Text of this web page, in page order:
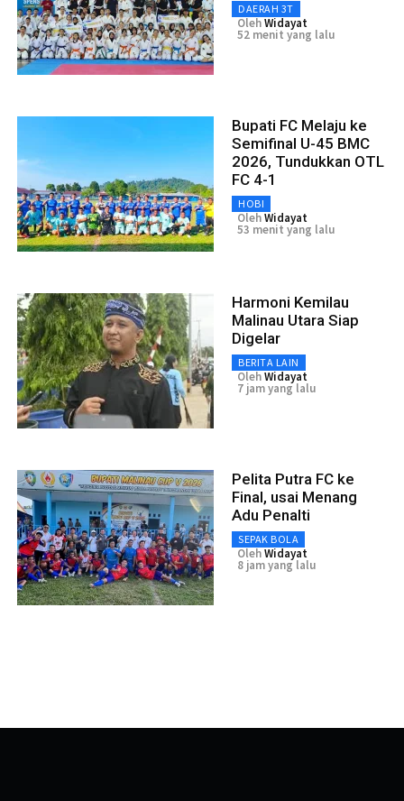
DAERAH 3T
OlehWidayat
52 menit yang lalu
Bupati FC Melaju ke
Semifinal U-45 BMC
2026, Tundukkan OTL
FC 4-1
HOBI
OlehWidayat
53 menit yang lalu
Harmoni Kemilau
Malinau Utara Siap
Digelar
BERITA LAIN
OlehWidayat
7 jam yang lalu
Pelita Putra FC ke
Final, usai Menang
Adu Penalti
SEPAK BOLA
OlehWidayat
8 jam yang lalu